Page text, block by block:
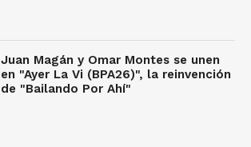
Juan Magán y Omar Montes se unen
en "Ayer La Vi (BPA26)", la reinvención
de "Bailando Por Ahí"